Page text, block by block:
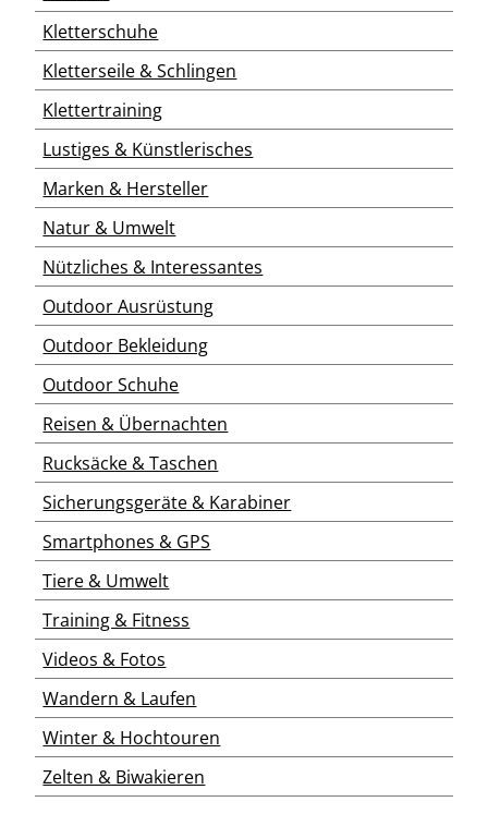
Kletterschuhe
Kletterseile & Schlingen
Klettertraining
Lustiges & Künstlerisches
Marken & Hersteller
Natur & Umwelt
Nützliches & Interessantes
Outdoor Ausrüstung
Outdoor Bekleidung
Outdoor Schuhe
Reisen & Übernachten
Rucksäcke & Taschen
Sicherungsgeräte & Karabiner
Smartphones & GPS
Tiere & Umwelt
Training & Fitness
Videos & Fotos
Wandern & Laufen
Winter & Hochtouren
Zelten & Biwakieren